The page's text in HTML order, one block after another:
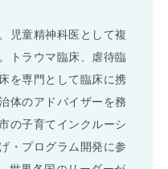
児童精神科医として複
トラウマ臨床、虐待臨
を専門として臨床に携
体のアドバイザーを務
の子育てインクルーシ
・プログラム開発に参